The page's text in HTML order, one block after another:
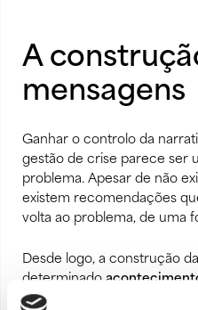
A
mensagens
Ganhar o controlo da
gestão de crise parece ser
problema. Apesar de não
existem recomendações
volta ao problema, de uma
Desde logo, a construção
determinado
se numa versão real dos